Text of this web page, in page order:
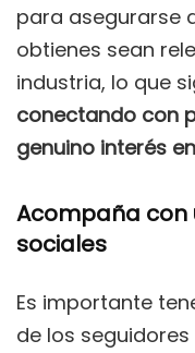
para asegurarse
obtienes sean
industria, lo que
conectando con
genuino interés
Acompaña
sociales
Es importante
de los